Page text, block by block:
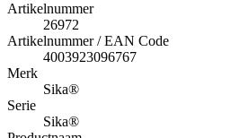
Artikelnummer
26972
Artikelnummer / EAN Code
4003923096767
Merk
Sika®
Serie
Sika®